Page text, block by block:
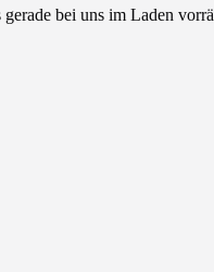
bei uns im Laden